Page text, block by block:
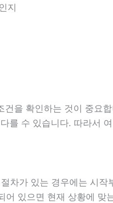
지
을 확인하는 것이 중
를 수 있습니다. 따라서
차가 있는 경우에는 시
있으면 현재 상황에 맞